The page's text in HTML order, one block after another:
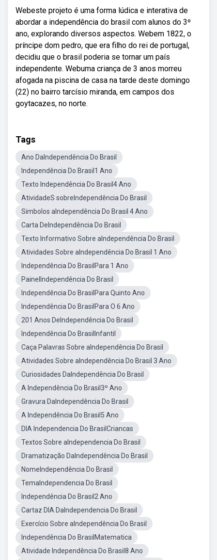
Webeste projeto é uma forma lúdica e interativa de
abordar a independência do brasil com alunos do 3º
ano, explorando diversos aspectos. Webem 1822, o
príncipe dom pedro, que era filho do rei de portugal,
decidiu que o brasil poderia se tornar um país
independente. Webuma criança de 3 anos morreu
afogada na piscina de casa na tarde deste domingo
(22) no bairro tarcísio miranda, em campos dos
goytacazes, no norte.
Tags
Ano DaIndependência Do Brasil
Independência Do Brasil1 Ano
Texto Independência Do Brasil4 Ano
AtividadeS sobreIndependência Do Brasil
Simbolos aIndependência Do Brasil 4 Ano
Carta DeIndependência Do Brasil
Texto Informativo Sobre aIndependência Do Brasil
Atividades Sobre aIndependência Do Brasil 1 Ano
Independência Do BrasilPara 1 Ano
PainelIndependência Do Brasil
Independência Do BrasilPara Quinto Ano
Independência Do BrasilPara O 6 Ano
201 Anos DeIndependência Do Brasil
Independência Do BrasilInfantil
Caça Palavras Sobre aIndependência Do Brasil
Atividades Sobre aIndependência Do Brasil 3 Ano
Curiosidades DaIndependência Do Brasil
A Independência Do Brasil3º Ano
Gravura DaIndependência Do Brasil
A Independência Do Brasil5 Ano
DIA Independencia Do BrasilCriancas
Textos Sobre aIndependencia Do Brasil
Dramatização DaIndependência Do Brasil
NomeIndependência Do Brasil
TemaIndependencia Do Brasil
Independência Do Brasil2 Ano
Cartaz DIA DaIndependencia Do Brasil
Exercício Sobre aIndependência Do Brasil
Independência Do BrasilMatematica
Atividade Independência Do Brasil8 Ano